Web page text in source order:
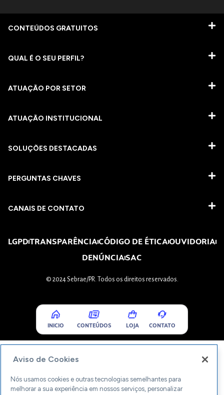
CONTEÚDOS GRATUITOS
QUAL É O SEU PERFIL?
ATUAÇÃO POR SETOR
ATUAÇÃO INSTITUCIONAL
SOLUÇÕES DESTACADAS
PERGUNTAS CHAVES​
CANAIS DE CONTATO
LGPDTRANSPARÊNCIACÓDIGO DE ÉTICAOUVIDORIA
DENÚNCIASAC
© 2024 Sebrae/PR. Todos os direitos reservados.
INICIO CONTEÚDOS LOJA CONTATO
Aviso de Cookies
Nós usamos cookies e outras tecnologias semelhantes para
melhorar a sua experiência em nossos serviços, personalizar